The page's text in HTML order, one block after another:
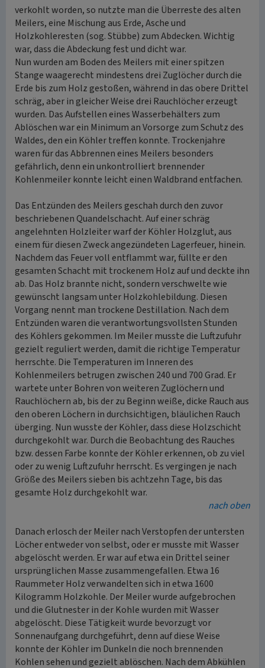
verkohlt worden, so nutzte man die Überreste des alten
Meilers, eine Mischung aus Erde, Asche und
Holzkohleresten (sog. Stübbe) zum Abdecken. Wichtig
war, dass die Abdeckung fest und dicht war.
Nun wurden am Boden des Meilers mit einer spitzen
Stange waagerecht mindestens drei Zuglöcher durch die
Erde bis zum Holz gestoßen, während in das obere Drittel
schräg, aber in gleicher Weise drei Rauchlöcher erzeugt
wurden. Das Aufstellen eines Wasserbehälters zum
Ablöschen war ein Minimum an Vorsorge zum Schutz des
Waldes, den ein Köhler treffen konnte. Trockenjahre
waren für das Abbrennen eines Meilers besonders
gefährlich, denn ein unkontrolliert brennender
Kohlenmeiler konnte leicht einen Waldbrand entfachen.
Das Entzünden des Meilers geschah durch den zuvor
beschriebenen Quandelschacht. Auf einer schräg
angelehnten Holzleiter warf der Köhler Holzglut, aus
einem für diesen Zweck angezündeten Lagerfeuer, hinein.
Nachdem das Feuer voll entflammt war, füllte er den
gesamten Schacht mit trockenem Holz auf und deckte ihn
ab. Das Holz brannte nicht, sondern verschwelte wie
gewünscht langsam unter Holzkohlebildung. Diesen
Vorgang nennt man trockene Destillation. Nach dem
Entzünden waren die verantwortungsvollsten Stunden
des Köhlers gekommen. Im Meiler musste die Luftzufuhr
gezielt reguliert werden, damit die richtige Temperatur
herrschte. Die Temperaturen im Inneren des
Kohlenmeilers betrugen zwischen 240 und 700 Grad. Er
wartete unter Bohren von weiteren Zuglöchern und
Rauchlöchern ab, bis der zu Beginn weiße, dicke Rauch aus
den oberen Löchern in durchsichtigen, bläulichen Rauch
überging. Nun wusste der Köhler, dass diese Holzschicht
durchgekohlt war. Durch die Beobachtung des Rauches
bzw. dessen Farbe konnte der Köhler erkennen, ob zu viel
oder zu wenig Luftzufuhr herrscht. Es vergingen je nach
Größe des Meilers sieben bis achtzehn Tage, bis das
gesamte Holz durchgekohlt war.
nach oben
Danach erlosch der Meiler nach Verstopfen der untersten
Löcher entweder von selbst, oder er musste mit Wasser
abgelöscht werden. Er war auf etwa ein Drittel seiner
ursprünglichen Masse zusammengefallen. Etwa 16
Raummeter Holz verwandelten sich in etwa 1600
Kilogramm Holzkohle. Der Meiler wurde aufgebrochen
und die Glutnester in der Kohle wurden mit Wasser
abgelöscht. Diese Tätigkeit wurde bevorzugt vor
Sonnenaufgang durchgeführt, denn auf diese Weise
konnte der Köhler im Dunkeln die noch brennenden
Kohlen sehen und gezielt ablöschen. Nach dem Abkühlen